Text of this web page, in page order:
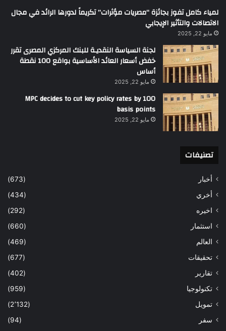
لمياء كامل تفوز بجائزة “مصريات مؤثرات” تكريماً لدورها الرائد في مجال
الاتصالات والتأثير الإيجابي
مايو 22, 2025
لجنة السياسة النقديـة للبنك المركزي المصرى تقرر
خفض أسعار العائد الأساسية بواقع 100 نقطة
أساس
مايو 22, 2025
MPC decides to cut key policy rates by 100
basis points
مايو 22, 2025
تصنيفات
أخبار
(673)
أخري
(434)
اخيره
(292)
استثمار
(660)
العالم
(469)
تحقيقات
(677)
تقارير
(402)
تكنولوجيا
(959)
تمويل
(2٬132)
سفر
(94)